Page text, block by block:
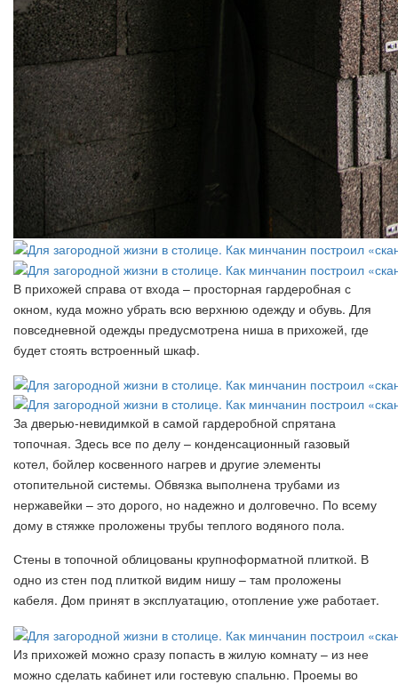
В прихожей справа от входа – просторная гардеробная с
окном, куда можно убрать всю верхнюю одежду и обувь. Для
повседневной одежды предусмотрена ниша в прихожей, где
будет стоять встроенный шкаф.
За дверью-невидимкой в самой гардеробной спрятана
топочная. Здесь все по делу – конденсационный газовый
котел, бойлер косвенного нагрев и другие элементы
отопительной системы. Обвязка выполнена трубами из
нержавейки – это дорого, но надежно и долговечно. По всему
дому в стяжке проложены трубы теплого водяного пола.
Стены в топочной облицованы крупноформатной плиткой. В
одно из стен под плиткой видим нишу – там проложены
кабеля. Дом принят в эксплуатацию, отопление уже работает.
Из прихожей можно сразу попасть в жилую комнату – из нее
можно сделать кабинет или гостевую спальню. Проемы во